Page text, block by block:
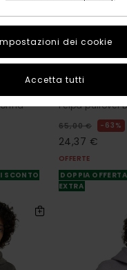
SCONTO
Felpa pullover
65,00 € 63%
24,37 €
OFFERTE
DOPPIA
EXTRA
dei cookie
Accetta tutti